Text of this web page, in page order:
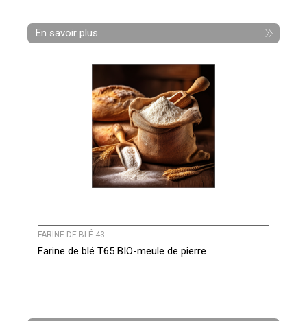
En savoir plus...
FARINE DE BLÉ 43
Farine de blé T65 BIO-meule de pierre